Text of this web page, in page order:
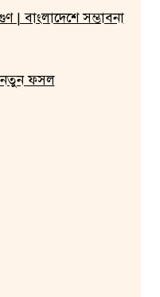
| বাংলাদেশে সম্ভাবনা
নতুন ফসল